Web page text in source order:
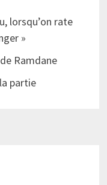
lorsqu’on rate
»
Ramdane
partie